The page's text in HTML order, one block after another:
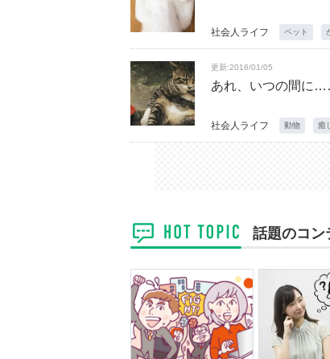
社会人ライフ ペット
更新:2016/01/05
あれ、いつの間に
社会人ライフ 動物 癒し
話題のコン